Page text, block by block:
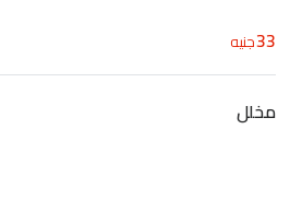
33جنيه
مخلل